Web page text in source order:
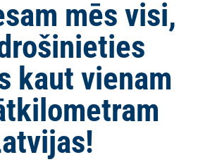
mēs visi,
kaut vienam